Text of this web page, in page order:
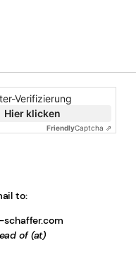
Verifizierung
Hier klicken
FriendlyCaptcha ⇗
to:
of (at)